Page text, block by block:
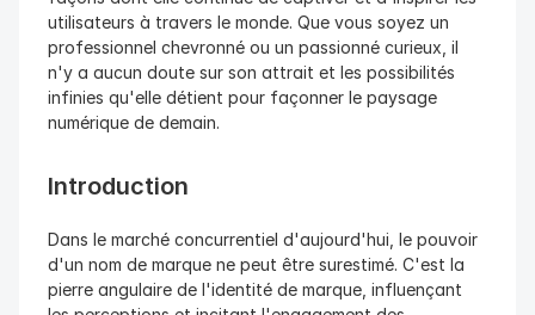
utilisateurs à travers le monde. Que vous soyez un
professionnel chevronné ou un passionné curieux, il
n'y a aucun doute sur son attrait et les possibilités
infinies qu'elle détient pour façonner le paysage
numérique de demain.
Introduction
Dans le marché concurrentiel d'aujourd'hui, le pouvoir
d'un nom de marque ne peut être surestimé. C'est la
pierre angulaire de l'identité de marque, influençant